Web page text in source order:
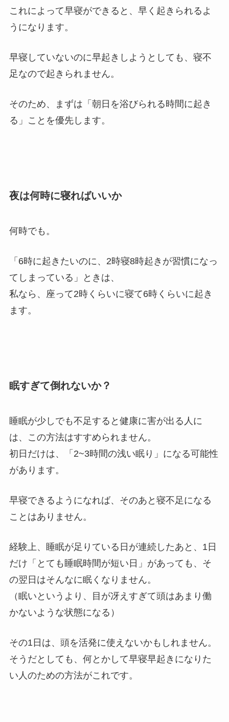
これによって早寝ができると、早く起きられるよ
うになります。
早寝していないのに早起きしようとしても、寝不
足なので起きられません。
そのため、まずは「朝日を浴びられる時間に起き
る」ことを優先します。
夜は何時に寝ればいいか
何時でも。
「6時に起きたいのに、2時寝8時起きが習慣になっ
てしまっている」ときは、
私なら、座って2時くらいに寝て6時くらいに起き
ます。
眠すぎて倒れないか？
睡眠が少しでも不足すると健康に害が出る人に
は、この方法はすすめられません。
初日だけは、「2~3時間の浅い眠り」になる可能性
があります。
早寝できるようになれば、そのあと寝不足になる
ことはありません。
経験上、睡眠が足りている日が連続したあと、1日
だけ「とても睡眠時間が短い日」があっても、そ
の翌日はそんなに眠くなりません。
（眠いというより、目が冴えすぎて頭はあまり働
かないような状態になる）
その1日は、頭を活発に使えないかもしれません。
そうだとしても、何とかして早寝早起きになりた
い人のための方法がこれです。